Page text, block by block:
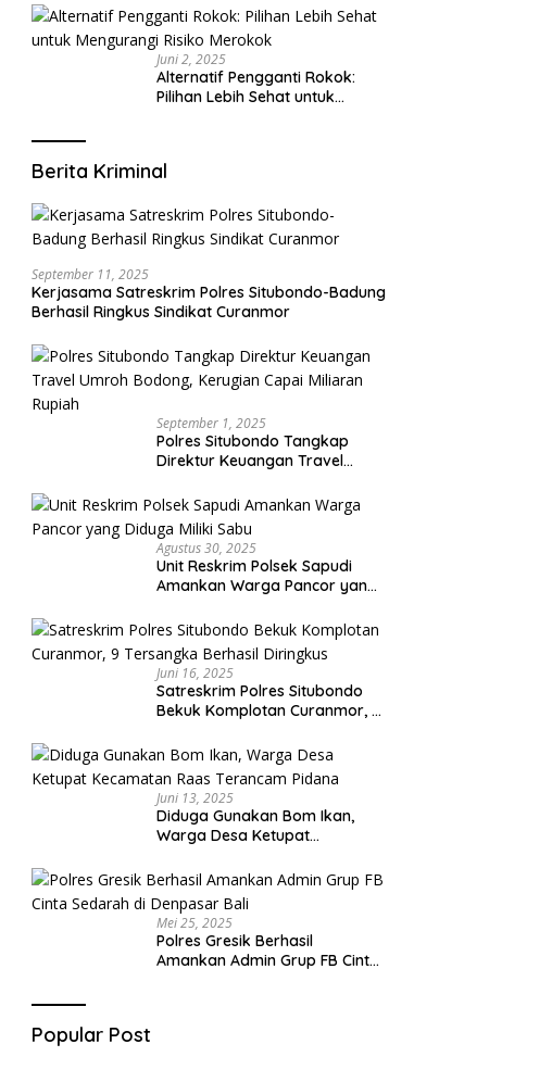
yang Mengerti Kebutuhanmu
Juni 2, 2025
Alternatif Pengganti Rokok:
Pilihan Lebih Sehat untuk
Berita Kriminal
September 11, 2025
Kerjasama Satreskrim Polres Situbondo-Badung
Berhasil Ringkus Sindikat Curanmor
September 1, 2025
Polres Situbondo Tangkap
Direktur Keuangan Travel
Capai Miliaran Rupiah
Agustus 30, 2025
Unit Reskrim Polsek Sapudi
Amankan Warga Pancor yang
Juni 16, 2025
Satreskrim Polres Situbondo
Bekuk Komplotan Curanmor, 9
Juni 13, 2025
Diduga Gunakan Bom Ikan,
Warga Desa Ketupat
Pidana
Mei 25, 2025
Polres Gresik Berhasil
Amankan Admin Grup FB Cinta
Popular Post